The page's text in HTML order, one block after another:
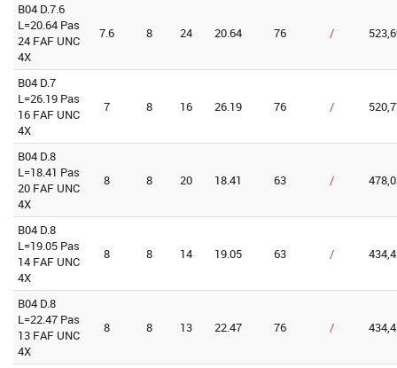
B04 D.7.6
L=20.64 Pas
24 FAF UNC
4X
7.6 8 24 20.64 76 /
B04 D.7
L=26.19 Pas
16 FAF UNC
4X
7 8 16 26.19 76 /
B04 D.8
L=18.41 Pas
20 FAF UNC
4X
8 8 20 18.41 63 /
B04 D.8
L=19.05 Pas
14 FAF UNC
4X
8 8 14 19.05 63 /
B04 D.8
L=22.47 Pas
13 FAF UNC
4X
8 8 13 22.47 76 /